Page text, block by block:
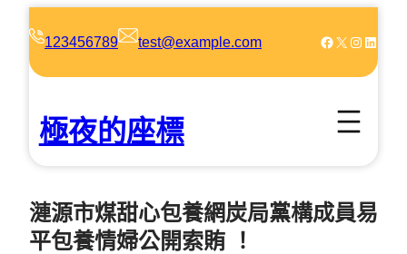
123456789 test@example.com Facebook X Instagram LinkedIn
極夜的座標
漣源市煤甜心包養網炭局黨構成員易
平包養情婦公開索賄 ！